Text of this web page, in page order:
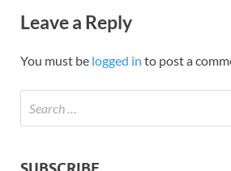
Leave a Reply
You must be logged in to post a